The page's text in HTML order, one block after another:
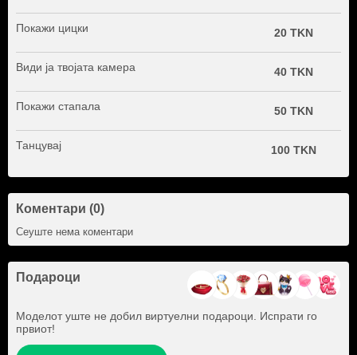
Покажи цицки 20 TKN
Види ја твојата камера 40 TKN
Покажи стапала 50 TKN
Танцувај 100 TKN
Коментари (0)
Сеуште нема коментари
Подароци
Моделот уште не добил виртуелни подароци. Испрати го
првиот!